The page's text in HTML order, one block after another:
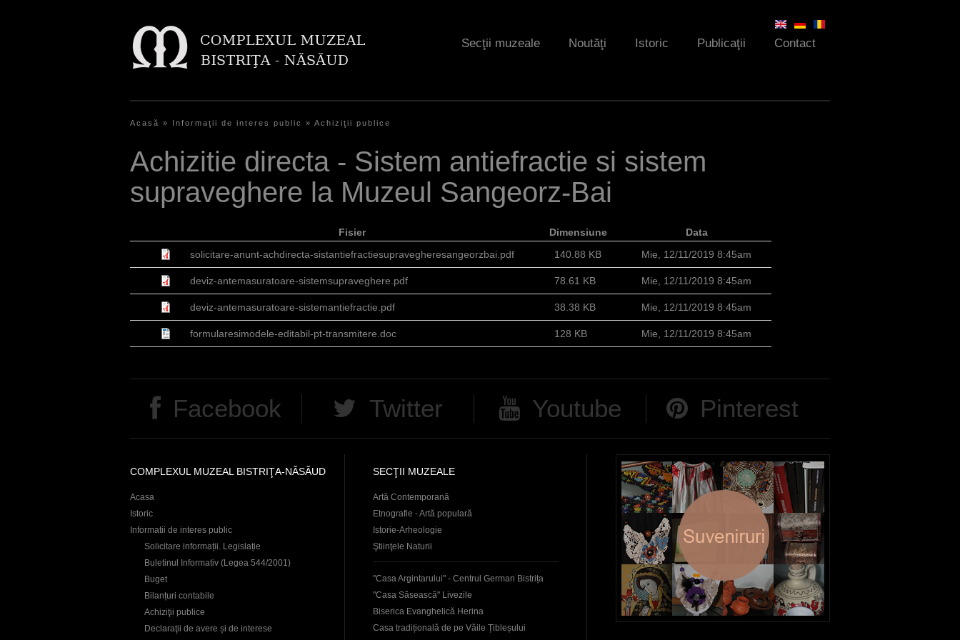
Secţii muzeale Noutăţi Istoric Publicaţii Contact
ş
t
a
Acasă » Informaţii de interes public » Achiziţii publice
Achizitie directa - Sistem antiefractie si sistem
supraveghere la Muzeul Sangeorz-Bai
Fisier Dimensiune
Data
solicitare-anunt-achdirecta-sistantiefractiesupravegheresangeorzbai.pdf
140.88 KB Mie, 12/11/2019 8:45am
deviz-antemasuratoare-sistemsupraveghere.pdf 78.61 KB Mie, 12/11/2019 8:45am
deviz-antemasuratoare-sistemantiefractie.pdf 38.38 KB Mie, 12/11/2019 8:45am
formularesimodele-editabil-pt-transmitere.doc 128 KB Mie, 12/11/2019 8:45am
Facebook Twitter Youtube Pinterest
COMPLEXUL MUZEAL BISTRIŢA-NĂSĂUD
Acasa
Istoric
Informatii de interes public
Solicitare informații. Legislație
Buletinul Informativ (Legea 544/2001)
Buget
Bilanțuri contabile
Achiziţii publice
Declaraţii de avere și de interese
SECŢII MUZEALE
Artă Contemporană
Etnografie - Artă populară
Istorie-Arheologie
Ştiinţele Naturii
"Casa Argintarului" - Centrul German Bistrița
"Casa Săsească" Livezile
Biserica Evanghelică Herina
Casa tradițională de pe Văile Țibleșului